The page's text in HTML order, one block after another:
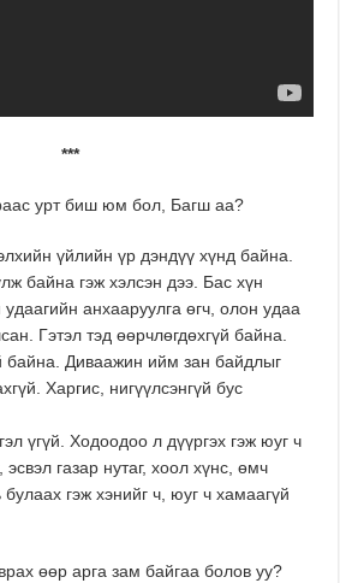
***
урт биш юм бол, Багш аа?
үйлийн үр дэндүү хүнд байна.
байна гэж хэлсэн дээ. Бас хүн
анхааруулга өгч, олон удаа
Гэтэл тэд өөрчлөгдөхгүй байна.
байна. Диваажин ийм зан байдлыг
Харгис, нигүүлсэнгүй бус
үгүй. Ходоодоо л дүүргэх гэж юуг ч
газар нутаг, хоол хүнс, өмч
гэж хэнийг ч, юуг ч хамаагүй
өөр арга зам байгаа болов уу?